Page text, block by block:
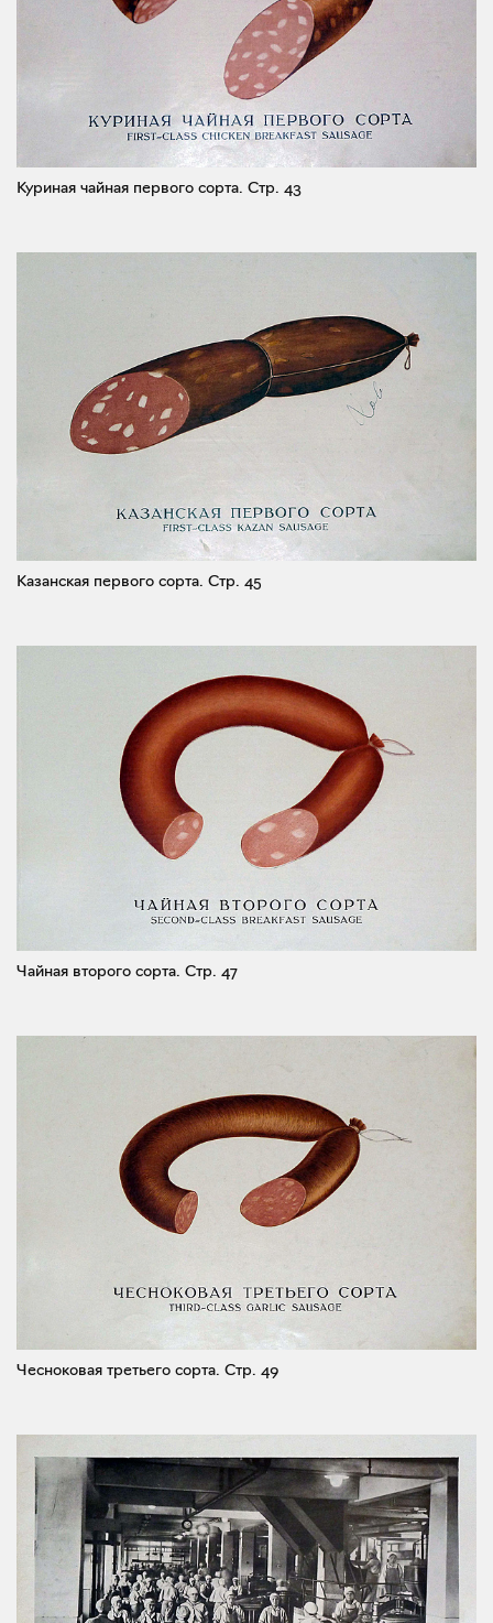
Куриная чайная первого сорта. Стр. 43
Казанская первого сорта. Стр. 45
Чайная второго сорта. Стр. 47
Чесноковая третьего сорта. Стр. 49